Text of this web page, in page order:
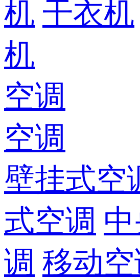
机 干衣机
机
空调
空调
壁挂式空
式空调
调 移动空